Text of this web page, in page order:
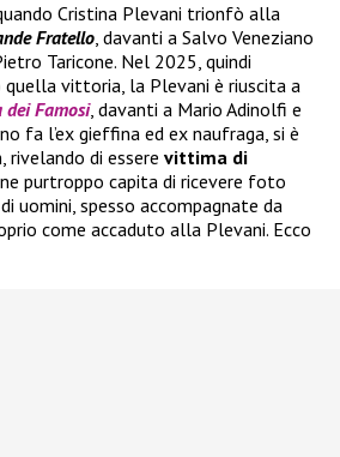
Cristina Plevani trionfò alla
Fratello, davanti a Salvo Veneziano
Taricone. Nel 2025, quindi
quella vittoria, la Plevani è riuscita a
dei Famosi, davanti a Mario Adinolfi e
fa l’ex gieffina ed ex naufraga, si è
di essere vittima di
purtroppo capita di ricevere foto
uomini, spesso accompagnate da
come accaduto alla Plevani. Ecco